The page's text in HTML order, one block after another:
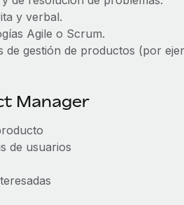
y verbal.
Agile o Scrum.
de gestión de productos (por
Manager
de usuarios